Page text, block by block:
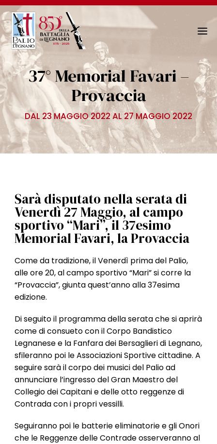
N
v
i
g
a
i
o
n
37° Memorial Favari –
Provaccia
DAL 23 MAGGIO 2022 AL 27 MAGGIO 2022
Sarà disputato nella serata di
Venerdì 27 Maggio, al campo
sportivo “Mari”, il 37esimo
Memorial Favari, la Provaccia
Come da tradizione, il Venerdì prima del Palio,
alle ore 20, al campo sportivo “Mari” si corre la
“Provaccia”, giunta quest’anno alla 37esima
edizione.
Di seguito il programma della serata che si aprirà
come di consueto con il Corpo Bandistico
Legnanese e la Fanfara dei Bersaglieri di Legnano,
sfileranno poi le Associazioni Sportive cittadine. A
seguire sarà il corpo dei musici del Palio ad
annunciare l’ingresso del Gran Maestro del
Collegio dei Capitani e delle otto reggenze di
Contrada con i propri vessilli.
Seguiranno poi le batterie eliminatorie e gli Onori
che le Reggenze delle Contrade osserveranno al